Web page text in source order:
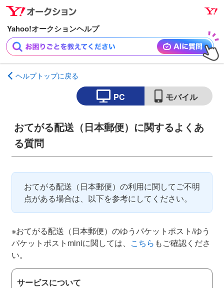
ナ
ビ
ゲ
ー
シ
ョ
ン
メ
イ
ン
コ
ン
テ
ン
プ
ヘルプトップに戻る
PC モバイル
おてがる配送（日本郵便）に関するよくあ
る質問
おてがる配送（日本郵便）の利用に関してご不明
点がある場合は、以下を参考にしてください。
※おてがる配送（日本郵便）のゆうパケットポスト/ゆう
パケットポストminiに関しては、 こちら もご確認くださ
い。
サービスについて